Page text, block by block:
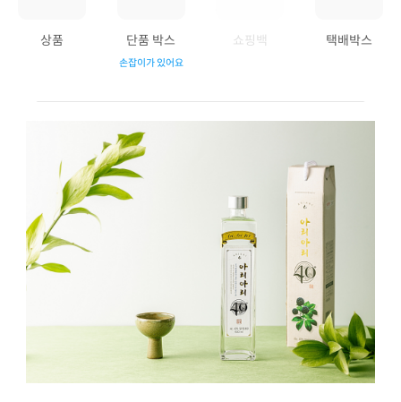
상품 단품 박스
손잡이가 있어요
쇼핑백 택배박스